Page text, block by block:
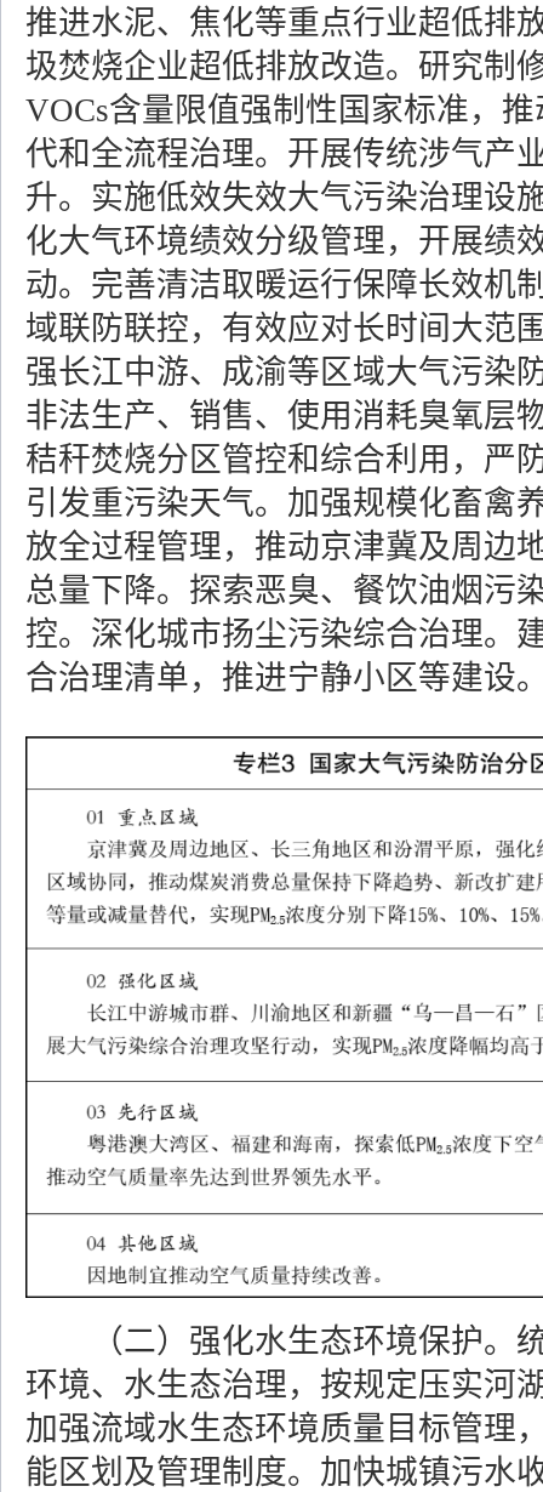
推进水泥、焦化等重点行业超低排
圾焚烧企业超低排放改造。研究制
VOCs含量限值强制性国家标准，
代和全流程治理。开展传统涉气产
升。实施低效失效大气污染治理设
化大气环境绩效分级管理，开展绩
动。完善清洁取暖运行保障长效机
域联防联控，有效应对长时间大范
强长江中游、成渝等区域大气污染
非法生产、销售、使用消耗臭氧层
秸秆焚烧分区管控和综合利用，严
引发重污染天气。加强规模化畜禽
放全过程管理，推动京津冀及周边
总量下降。探索恶臭、餐饮油烟污
控。深化城市扬尘污染综合治理。
合治理清单，推进宁静小区等建设
（二）强化水生态环境保护。
环境、水生态治理，按规定压实河
加强流域水生态环境质量目标管理
能区划及管理制度。加快城镇污水